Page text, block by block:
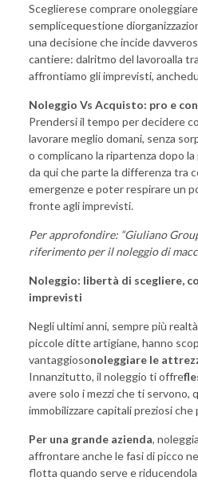
Sceglierese comprare
semplicequestione
una decisione che incide
cantiere: dalritmo del lavoroalla
affrontiamo gli imprevisti,
Noleggio Vs Acquisto: pro e
Prendersi il tempo per decidere
lavorare meglio domani, senza
o complicano la ripartenza dopo
da qui che parte la differenza tra
emergenze e poter respirare un
fronte agli imprevisti.
Per approfondire: “Giuliano
riferimento per il noleggio di
Noleggio: libertà di scegliere,
imprevisti
Negli ultimi anni, sempre più
piccole ditte artigiane, hanno
vantaggiosonoleggiare le
Innanzitutto, il noleggio ti offre
avere solo i mezzi che ti servono,
immobilizzare capitali preziosi
Per una grande azienda,
affrontare anche le fasi di picco
flotta quando serve e